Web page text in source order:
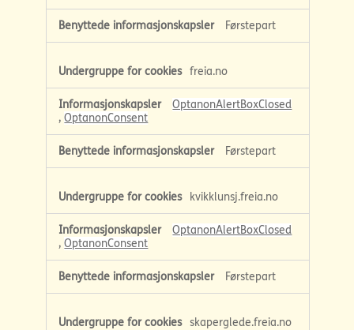
Førstepart
freia.no
OptanonAlertBoxClosed
,OptanonConsent
Førstepart
kvikklunsj.freia.no
OptanonAlertBoxClosed
,OptanonConsent
Førstepart
skaperglede.freia.no